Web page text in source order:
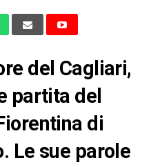
del Cagliari,
partita del
di
Le sue parole